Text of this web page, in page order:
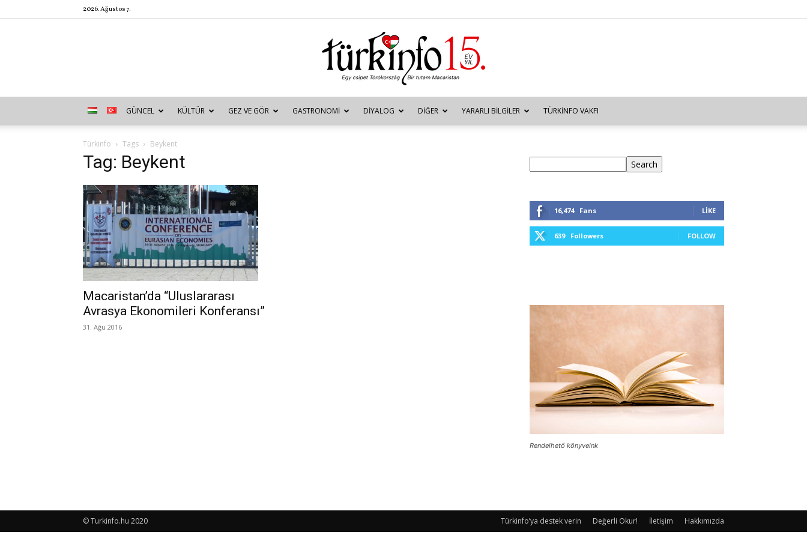
2026. Ağustos 7.
Türkinfo
GÜNCEL KÜLTÜR GEZ VE GÖR GASTRONOMI DIYALOG DIĞER YARARLI BILGILER TÜRKINFO VAKFI
Türkinfo Tags Beykent
Tag: Beykent
Macaristan’da “Uluslararası
Avrasya Ekonomileri Konferansı”
31. Ağu 2016
Search
16,474 Fans LIKE
639 Followers FOLLOW
Rendelhető könyveink
Türkinfo’ya destek verin Değerli Okur! İletişim Hakkımızda
© Turkinfo.hu 2020